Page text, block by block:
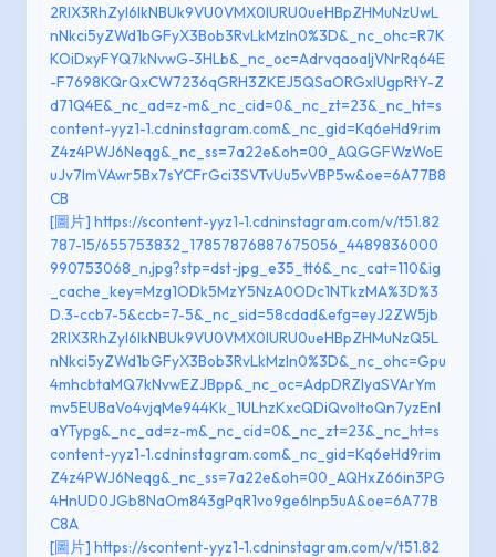
2RlX3RhZyI6IkNBUk9VU0VMX0lURU0ueHBpZHMuNzUwL
nNkci5yZWd1bGFyX3Bob3RvLkMzIn0%3D&_nc_ohc=R7K
KOiDxyFYQ7kNvwG-3HLb&_nc_oc=AdrvqaoaIjVNrRq64E
-F7698KQrQxCW7236qGRH3ZKEJ5QSaORGxlUgpRtY-Z
d71Q4E&_nc_ad=z-m&_nc_cid=0&_nc_zt=23&_nc_ht=s
content-yyz1-1.cdninstagram.com&_nc_gid=Kq6eHd9rim
Z4z4PWJ6Neqg&_nc_ss=7a22e&oh=00_AQGGFWzWoE
uJv7ImVAwr5Bx7sYCFrGci3SVTvUu5vVBP5w&oe=6A77B8
CB
[圖片] https://scontent-yyz1-1.cdninstagram.com/v/t51.82
787-15/655753832_17857876887675056_4489836000
990753068_n.jpg?stp=dst-jpg_e35_tt6&_nc_cat=110&ig
_cache_key=Mzg1ODk5MzY5NzA0ODc1NTkzMA%3D%3
D.3-ccb7-5&ccb=7-5&_nc_sid=58cdad&efg=eyJ2ZW5jb
2RlX3RhZyI6IkNBUk9VU0VMX0lURU0ueHBpZHMuNzQ5L
nNkci5yZWd1bGFyX3Bob3RvLkMzIn0%3D&_nc_ohc=Gpu
4mhcbtaMQ7kNvwEZJBpp&_nc_oc=AdpDRZlyaSVArYm
mv5EUBaVo4vjqMe944Kk_1ULhzKxcQDiQvoItoQn7yzEnl
aYTypg&_nc_ad=z-m&_nc_cid=0&_nc_zt=23&_nc_ht=s
content-yyz1-1.cdninstagram.com&_nc_gid=Kq6eHd9rim
Z4z4PWJ6Neqg&_nc_ss=7a22e&oh=00_AQHxZ66in3PG
4HnUD0JGb8NaOm843gPqR1vo9ge6lnp5uA&oe=6A77B
C8A
[圖片] https://scontent-yyz1-1.cdninstagram.com/v/t51.82